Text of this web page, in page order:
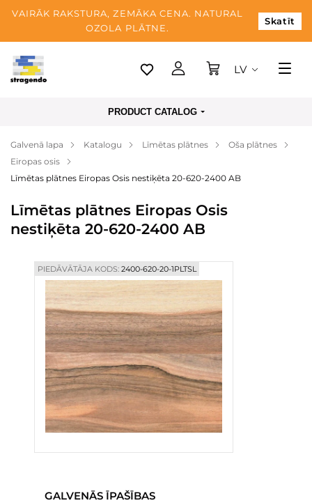
VAIRĀK RAKSTURA, ZEMĀKA CENA. NATURAL
OZOLA PLĀTNE.
Skatīt
Tallina
Apmaksa
Par mums
Blogs
Kontaktinformācija
LV
PRODUCT CATALOG
Galvenā lapa Katalogu Līmētas plātnes
Oša plātnes
Eiropas osis
Līmētas plātnes Eiropas Osis nestiķēta 20-620-2400 AB
Līmētas plātnes Eiropas Osis
nestiķēta 20-620-2400 AB
PIEDĀVĀTĀJA KODS:2400-620-20-1PLTSL
GALVENĀS ĪPAŠĪBAS